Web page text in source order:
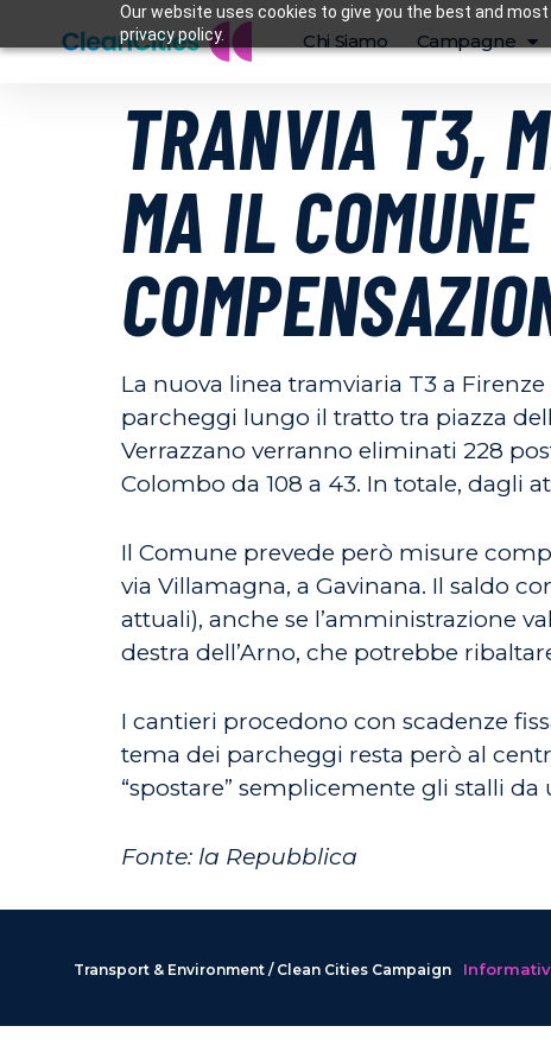
Our website uses cookies to give you the best and
privacy policy.
Chi Siamo Campagne
TRANVIA T3,
MA IL
La nuova linea tramviaria T3 a
parcheggi lungo il tratto tra piazza
Verrazzano verranno eliminati 228
Colombo da 108 a 43. In totale, dagli
Il Comune prevede però misure
via Villamagna, a Gavinana. Il saldo
attuali), anche se l’amministrazione
destra dell’Arno, che potrebbe
I cantieri procedono con scadenze
tema dei parcheggi resta però al
“spostare” semplicemente gli stalli da
Fonte: la Repubblica
Transport & Environment / Clean Cities Campaign